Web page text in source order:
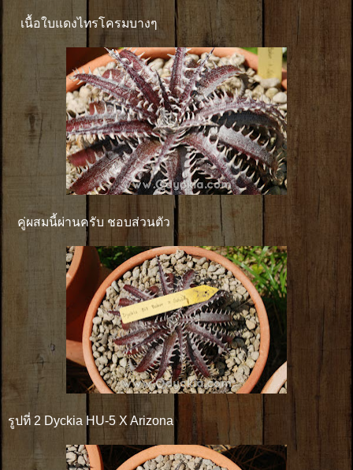
เนื้อใบแดงไทรโครมบางๆ
คู่ผสมนี้ผ่านครับ ชอบส่วนตัว
รูปที่ 2 Dyckia HU-5 X Arizona